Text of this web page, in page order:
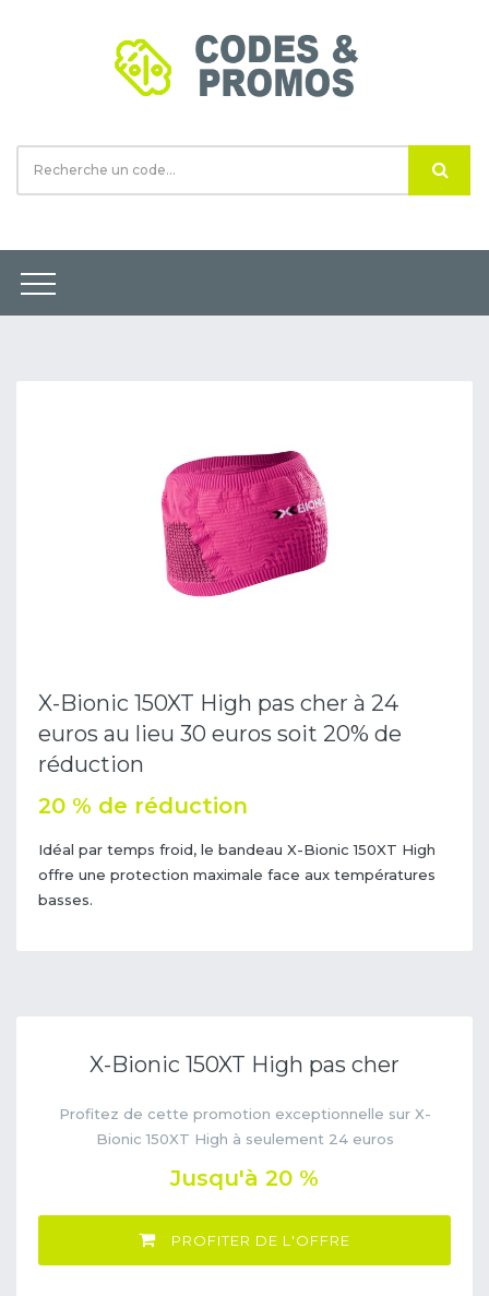
X-Bionic 150XT High pas cher à 24
euros au lieu 30 euros soit 20% de
réduction
20 % de réduction
Idéal par temps froid, le bandeau X-Bionic 150XT High
offre une protection maximale face aux températures
basses.
X-Bionic 150XT High pas cher
Profitez de cette promotion exceptionnelle sur X-
Bionic 150XT High à seulement 24 euros
Jusqu'à 20 %
PROFITER DE L'OFFRE